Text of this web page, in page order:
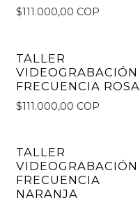
$111.000,00 COP
TALLER
VIDEOGRABACIÓN
FRECUENCIA ROSA
$111.000,00 COP
TALLER
VIDEOGRABACIÓN
FRECUENCIA
NARANJA